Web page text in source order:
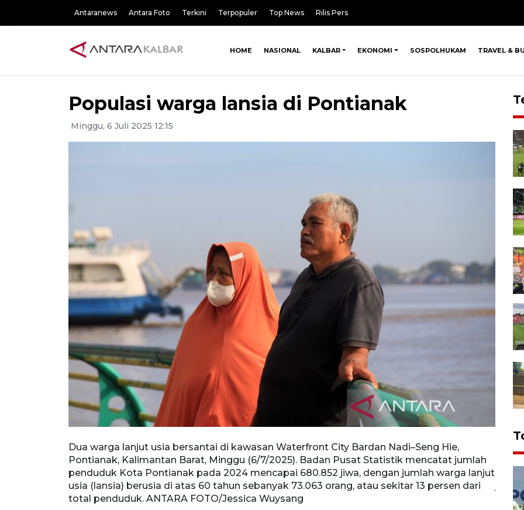
Antaranews Antara Foto Terkini Terpopuler Top News Rilis Pers
HOME NASIONAL KALBAR EKONOMI SOSPOLHUKAM TRAVEL &
Populasi warga lansia di Pontianak
Minggu, 6 Juli 2025 12:15
Dua warga lanjut usia bersantai di kawasan Waterfront City Bardan Nadi–Seng Hie,
Pontianak, Kalimantan Barat, Minggu (6/7/2025). Badan Pusat Statistik mencatat jumlah
penduduk Kota Pontianak pada 2024 mencapai 680.852 jiwa, dengan jumlah warga lanjut
usia (lansia) berusia di atas 60 tahun sebanyak 73.063 orang, atau sekitar 13 persen dari
total penduduk. ANTARA FOTO/Jessica Wuysang